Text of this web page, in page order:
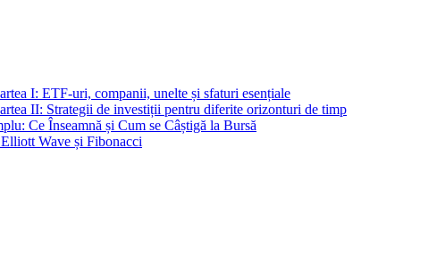
I: ETF-uri, companii, unelte și sfaturi esențiale
II: Strategii de investiții pentru diferite orizonturi de timp
Ce Înseamnă și Cum se Câștigă la Bursă
Wave și Fibonacci